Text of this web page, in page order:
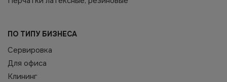
ПО ТИПУ БИЗНЕСА
Сервировка
Для офиса
Клининг